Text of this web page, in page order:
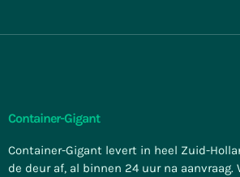
Container-Gigant
Container-Gigant levert in heel Zuid-
de deur af, al binnen 24 uur na aanvraag.